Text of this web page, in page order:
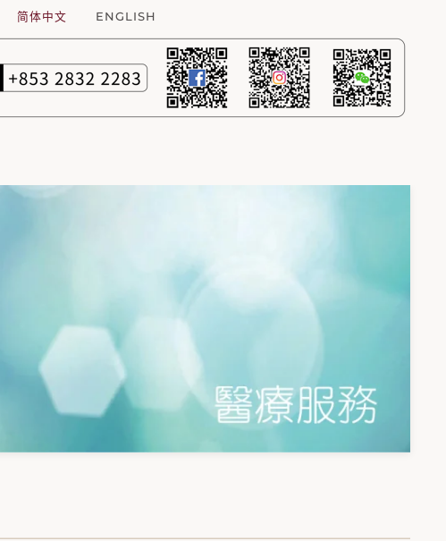
简体中文 ENGLISH